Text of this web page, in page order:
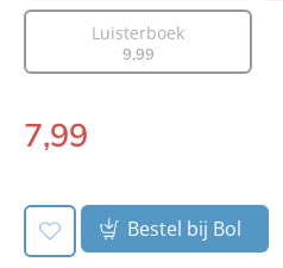
Aantal pagina's:
368
Uitgever:
Verschijningsdatum:
11-06-
Luisterboek
9,99
E-
7,99
Bestel bij Bol